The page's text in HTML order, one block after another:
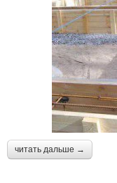
читать дальше →